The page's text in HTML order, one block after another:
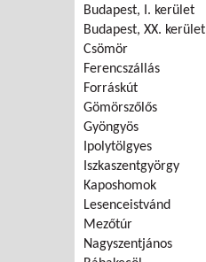
Budapest, I. kerület
Budapest, XX. kerület
Csömör
Ferencszállás
Forráskút
Gömörszőlős
Gyöngyös
Ipolytölgyes
Iszkaszentgyörgy
Kaposhomok
Lesenceistvánd
Mezőtúr
Nagyszentjános